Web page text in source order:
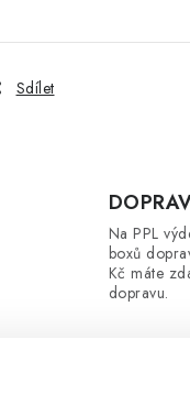
Sdílet
Na PPL
boxů
Kč máte
dopravu.